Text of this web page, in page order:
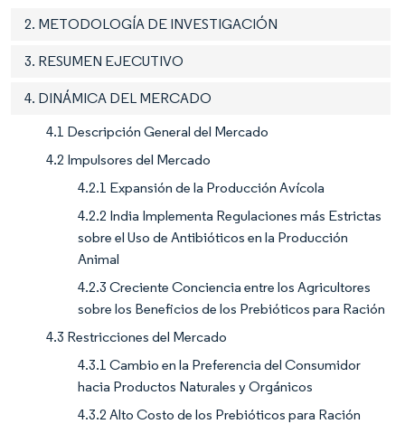
2. METODOLOGÍA DE INVESTIGACIÓN
3. RESUMEN EJECUTIVO
4. DINÁMICA DEL MERCADO
4.1 Descripción General del Mercado
4.2 Impulsores del Mercado
4.2.1 Expansión de la Producción Avícola
4.2.2 India Implementa Regulaciones más Estrictas
sobre el Uso de Antibióticos en la Producción
Animal
4.2.3 Creciente Conciencia entre los Agricultores
sobre los Beneficios de los Prebióticos para Ración
4.3 Restricciones del Mercado
4.3.1 Cambio en la Preferencia del Consumidor
hacia Productos Naturales y Orgánicos
4.3.2 Alto Costo de los Prebióticos para Ración